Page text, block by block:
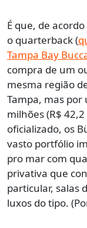
É que, de
o quarterback (
Tampa Bay
compra de um
mesma região
Tampa, mas por
milhões (R$
oficializado, os
vasto portfólio
pro mar com
privativa que
particular, salas
luxos do tipo.